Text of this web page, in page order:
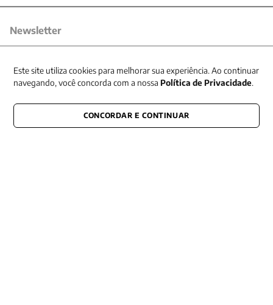
Newsletter
CONECTE-SE CONOSCO
Este site utiliza cookies para melhorar sua experiência. Ao continuar
navegando, você concorda com a nossa Política de Privacidade.
CONCORDAR E CONTINUAR